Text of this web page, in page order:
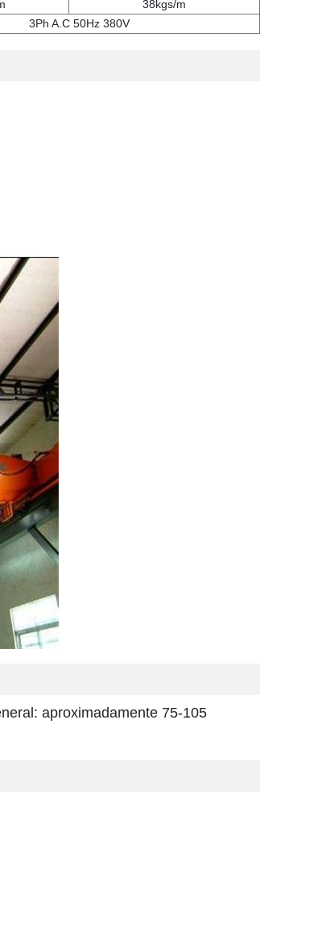
38kgs/m
3Ph A.C 50Hz 380V
aproximadamente 75-105